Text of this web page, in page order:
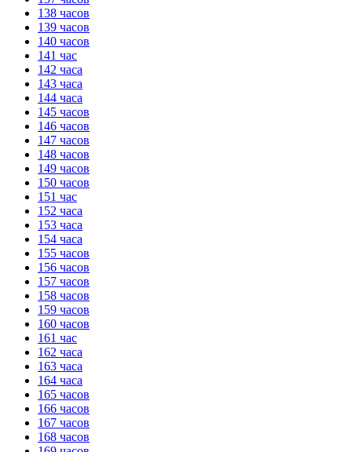
138 часов
139 часов
140 часов
141 час
142 часа
143 часа
144 часа
145 часов
146 часов
147 часов
148 часов
149 часов
150 часов
151 час
152 часа
153 часа
154 часа
155 часов
156 часов
157 часов
158 часов
159 часов
160 часов
161 час
162 часа
163 часа
164 часа
165 часов
166 часов
167 часов
168 часов